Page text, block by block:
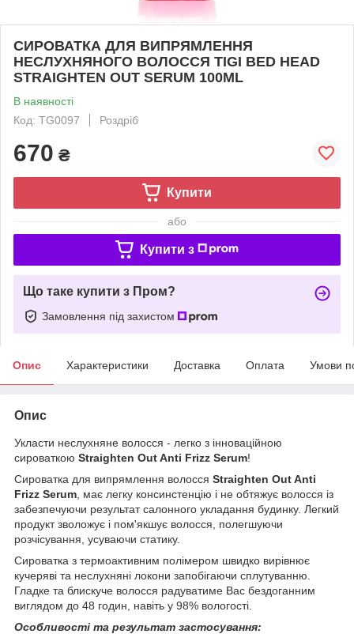
СИРОВАТКА ДЛЯ ВИПРЯМЛЕННЯ
НЕСЛУХНЯНОГО ВОЛОССЯ TIGI BED HEAD
STRAIGHTEN OUT SERUM 100ML
В наявності
Код: TG0097
Роздріб
670 ₴
Купити
або
Купити з
Що таке купити з Пром?
Замовлення під захистом
Опис Характеристики Доставка Оплата Умови
Опис
Укласти неслухняне волосся - легко з інноваційною
сироваткою Straighten Out Anti Frizz Serum!
Сироватка для випрямлення волосся Straighten Out Anti
Frizz Serum , має легку консинстенцію і не обтяжує волосся із
забезпечуючи результат салонного укладання будинку. Легкий
продукт зволожує і пом'якшує волосся, полегшуючи
розчісування, усуваючи статику.
Сироватка з термоактивним полімером швидко вирівнює
кучеряві та неслухняні локони запобігаючи сплутуванню.
Гладке та блискуче волосся радуватиме Вас бездоганним
виглядом до 48 годин, навіть у 98% вологості.
Особливості та результат застосування: